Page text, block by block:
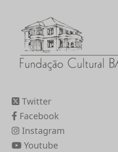
Twitter
Facebook
Instagram
Youtube